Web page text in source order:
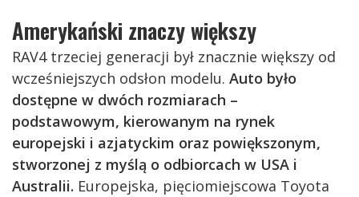
Amerykański znaczy większy
RAV4 trzeciej generacji był znacznie większy od
wcześniejszych odsłon modelu. Auto było
dostępne w dwóch rozmiarach –
podstawowym, kierowanym na rynek
europejski i azjatyckim oraz powiększonym,
stworzonej z myślą o odbiorcach w USA i
Australii. Europejska, pięciomiejscowa Toyota